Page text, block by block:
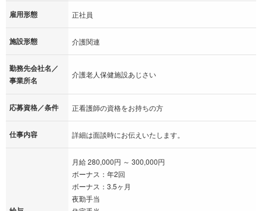
雇用形態 正社員
施設形態 介護関連
勤務先会社名／
事業所名
介護老人保健施設あじさい
応募資格／条件 正看護師の資格をお持ちの方
仕事内容 詳細は面談時にお伝えいたします。
月給 280,000円 ～ 300,000円
ボーナス：年2回
ボーナス：3.5ヶ月
夜勤手当